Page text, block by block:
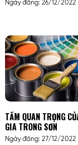
Ngày đăng: 26/12/2022
TẦM QUAN TRỌNG
GIA TRONG SƠN
Ngày đăng: 27/12/2022